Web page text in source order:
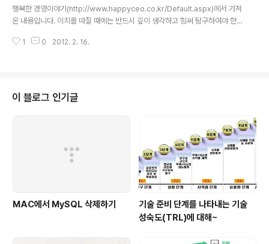
다. 어릴때 많이 하던 게임이 생각나더군요. "링컨"을 열번 말해보라고 하고 "미
국 초대 대통령은?"하고 물..
행복한 경영이야기(http://www.happyceo.co.kr/Default.aspx)에서 가져
온 내용입니다. 이치를 따질 때에는 반드시 깊이 생각하고 힘써 탐구하여야 한
다시 의심을 일으켜 더 이상 의심할 것이 없는 완전한 지경에 바짝 다가서야 비
게 생각하는 것들이 정말 당연한 것인가? 다섯째, 좀 더 좋은 다른 방법은 없는
가? 특히 네번째 질문인 당연하게 생각하는 것이 정말 당연..
1 0 2012. 2. 16.
이 블로그 인기글
MAC에서 MySQL 삭제하기
기술 준비 단계를 나타내는 기술
성숙도(TRL)에 대해~